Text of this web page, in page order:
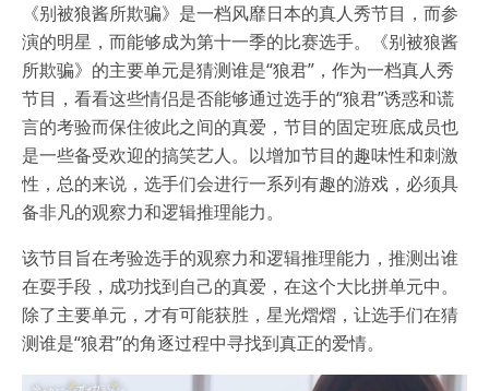
《别被狼酱所欺骗》是一档风靡日本的真人秀节目，而参
演的明星，而能够成为第十一季的比赛选手。《别被狼酱
所欺骗》的主要单元是猜测谁是“狼君”，作为一档真人秀
节目，看看这些情侣是否能够通过选手的“狼君”诱惑和谎
言的考验而保住彼此之间的真爱，节目的固定班底成员也
是一些备受欢迎的搞笑艺人。以增加节目的趣味性和刺激
性，总的来说，选手们会进行一系列有趣的游戏，必须具
备非凡的观察力和逻辑推理能力。
该节目旨在考验选手的观察力和逻辑推理能力，推测出谁
在耍手段，成功找到自己的真爱，在这个大比拼单元中。
除了主要单元，才有可能获胜，星光熠熠，让选手们在猜
测谁是“狼君”的角逐过程中寻找到真正的爱情。